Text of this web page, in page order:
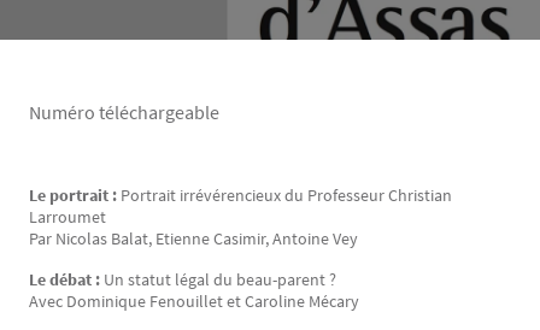
Numéro téléchargeable
Texte
Le portrait : Portrait irrévérencieux du Professeur Christian
Larroumet
Par Nicolas Balat, Etienne Casimir, Antoine Vey
Le débat : Un statut légal du beau-parent ?
Avec Dominique Fenouillet et Caroline Mécary